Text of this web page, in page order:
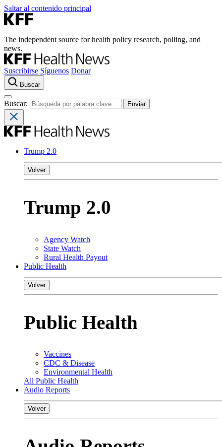
Saltar al contenido principal
The independent source for health policy research, polling, and
news.
Suscribirse Síguenos Donar
Buscar
Buscar:
Trump 2.0
Volver
Trump 2.0
Agency Watch
State Watch
Rural Health Payout
Public Health
Volver
Public Health
Vaccines
CDC & Disease
Environmental Health
All Public Health
Audio Reports
Volver